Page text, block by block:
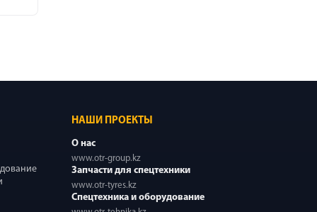
НАШИ ПРОЕКТЫ
О нас
www.otr-group.kz
Запчасти для спецтехники
www.otr-tyres.kz
Спецтехника и оборудование